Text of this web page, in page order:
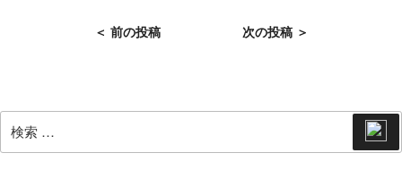
ゲ
ー
＜ 前の投稿 次の投稿 ＞
索:
索